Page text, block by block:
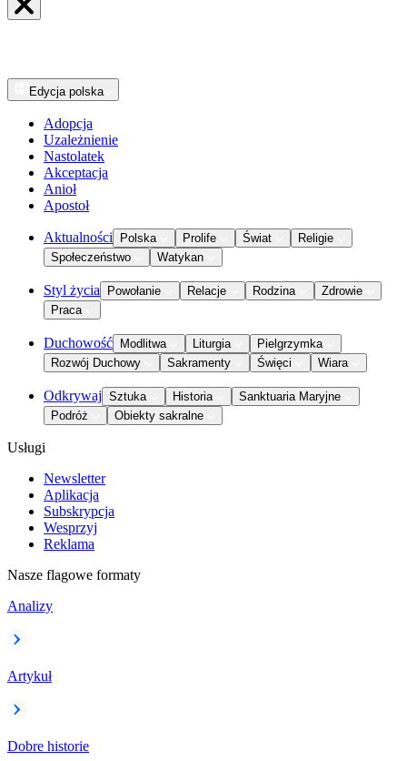
Edycja polska
Adopcja
Uzależnienie
Nastolatek
Akceptacja
Anioł
Apostoł
Aktualności Polska Prolife Świat
Religie
Społeczeństwo
Watykan
Styl życia Powołanie Relacje Rodzina
Zdrowie
Praca
Duchowość Modlitwa Liturgia
Pielgrzymka
Rozwój Duchowy
Sakramenty Święci Wiara
Odkrywaj Sztuka Historia
Sanktuaria Maryjne
Podróż
Obiekty sakralne
Usługi
Newsletter
Aplikacja
Subskrypcja
Wesprzyj
Reklama
Nasze flagowe formaty
Analizy
Artykuł
Dobre historie